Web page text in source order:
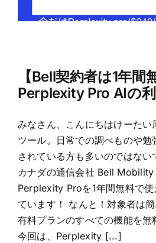
【Bell契約者は1年間
Perplexity Pro AIの
みなさん、こんにちはけーた
ツール。日常での調べものや勉
されている方も多いのではない
カナダの通信会社 Bell Mobility
Perplexity Proを1年間無料で
ています！ なんと！対象者は簡
有料プランのすべての機能を無
今回は、Perplexity [...]